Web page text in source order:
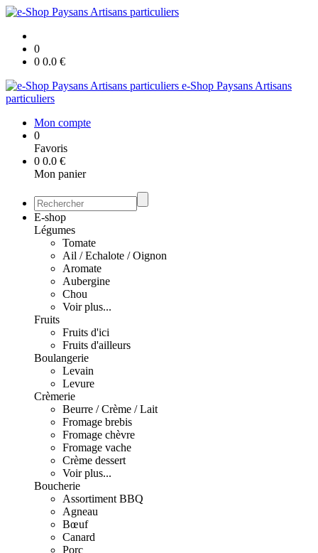
0
0 0.0 €
e-Shop Paysans Artisans
particuliers
Mon compte
0
Favoris
0 0.0 €
Mon panier
E-shop
Légumes
Tomate
Ail / Echalote / Oignon
Aromate
Aubergine
Chou
Voir plus...
Fruits
Fruits d'ici
Fruits d'ailleurs
Boulangerie
Levain
Levure
Crèmerie
Beurre / Crème / Lait
Fromage brebis
Fromage chèvre
Fromage vache
Crème dessert
Voir plus...
Boucherie
Assortiment BBQ
Agneau
Bœuf
Canard
Porc